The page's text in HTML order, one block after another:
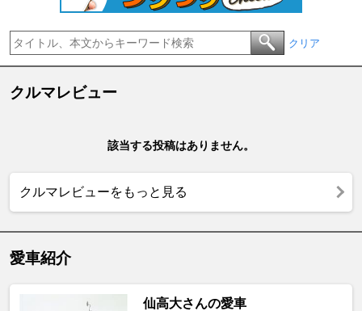
クリア
クルマレビュー
該当する投稿はありません。
クルマレビューをもっと見る
愛車紹介
仙高大さんの愛車